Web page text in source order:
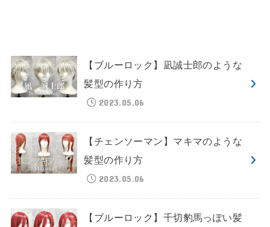
【ブルーロック】凪誠士郎のような
髪型の作り方
2023.05.06
【チェンソーマン】マキマのような
髪型の作り方
2023.05.06
【ブルーロック】千切豹馬っぽい髪